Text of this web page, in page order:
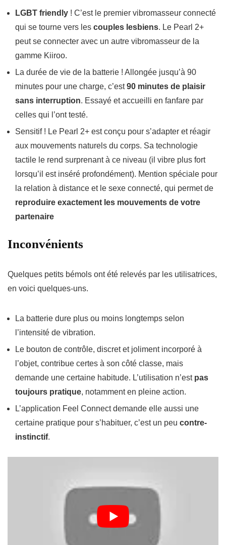
LGBT friendly ! C’est le premier vibromasseur connecté
qui se tourne vers les couples lesbiens. Le Pearl 2+
peut se connecter avec un autre vibromasseur de la
gamme Kiiroo.
La durée de vie de la batterie ! Allongée jusqu’à 90
minutes pour une charge, c’est90 minutes de plaisir
sans interruption. Essayé et accueilli en fanfare par
celles qui l’ont testé.
Sensitif ! Le Pearl 2+ est conçu pour s’adapter et réagir
aux mouvements naturels du corps. Sa technologie
tactile le rend surprenant à ce niveau (il vibre plus fort
lorsqu’il est inséré profondément). Mention spéciale pour
la relation à distance et le sexe connecté, qui permet de
reproduire exactement les mouvements de votre
partenaire
Inconvénients
Quelques petits bémols ont été relevés par les utilisatrices,
en voici quelques-uns.
La batterie dure plus ou moins longtemps selon
l’intensité de vibration.
Le bouton de contrôle, discret et joliment incorporé à
l’objet, contribue certes à son côté classe, mais
demande une certaine habitude. L’utilisation n’est pas
toujours pratique, notamment en pleine action.
L’application Feel Connectdemande elle aussi une
certaine pratique pour s’habituer, c’est un peu contre-
instinctif.